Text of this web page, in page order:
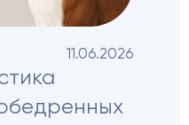
11.06.2026